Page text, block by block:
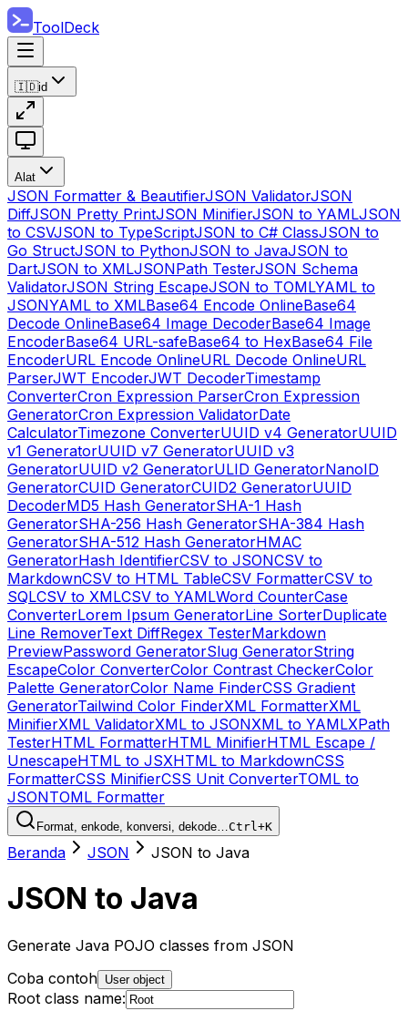
ToolDeck
🇮🇩id
Alat
JSON Formatter & BeautifierJSON ValidatorJSON
DiffJSON Pretty PrintJSON MinifierJSON to YAMLJSON
to CSVJSON to TypeScriptJSON to C# ClassJSON to
Go StructJSON to PythonJSON to JavaJSON to
DartJSON to XMLJSONPath TesterJSON Schema
ValidatorJSON String EscapeJSON to TOMLYAML to
JSONYAML to XMLBase64 Encode OnlineBase64
Decode OnlineBase64 Image DecoderBase64 Image
EncoderBase64 URL-safeBase64 to HexBase64 File
EncoderURL Encode OnlineURL Decode OnlineURL
ParserJWT EncoderJWT DecoderTimestamp
ConverterCron Expression ParserCron Expression
GeneratorCron Expression ValidatorDate
CalculatorTimezone ConverterUUID v4 GeneratorUUID
v1 GeneratorUUID v7 GeneratorUUID v3
GeneratorUUID v2 GeneratorULID GeneratorNanoID
GeneratorCUID GeneratorCUID2 GeneratorUUID
DecoderMD5 Hash GeneratorSHA-1 Hash
GeneratorSHA-256 Hash GeneratorSHA-384 Hash
GeneratorSHA-512 Hash GeneratorHMAC
GeneratorHash IdentifierCSV to JSONCSV to
MarkdownCSV to HTML TableCSV FormatterCSV to
SQLCSV to XMLCSV to YAMLWord CounterCase
ConverterLorem Ipsum GeneratorLine SorterDuplicate
Line RemoverText DiffRegex TesterMarkdown
PreviewPassword GeneratorSlug GeneratorString
EscapeColor ConverterColor Contrast CheckerColor
Palette GeneratorColor Name FinderCSS Gradient
GeneratorTailwind Color FinderXML FormatterXML
MinifierXML ValidatorXML to JSONXML to YAMLXPath
TesterHTML FormatterHTML MinifierHTML Escape /
UnescapeHTML to JSXHTML to MarkdownCSS
FormatterCSS MinifierCSS Unit ConverterTOML to
JSONTOML Formatter
Format, enkode, konversi, dekode…Ctrl+K
Beranda JSON JSON to Java
JSON to Java
Generate Java POJO classes from JSON
Coba contoh User object
Root class name: